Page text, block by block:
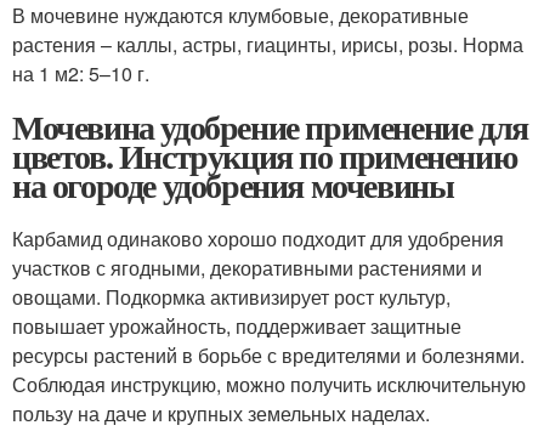
В мочевине нуждаются клумбовые, декоративные
растения – каллы, астры, гиацинты, ирисы, розы. Норма
на 1 м2: 5–10 г.
Мочевина удобрение применение для
цветов. Инструкция по применению
на огороде удобрения мочевины
Карбамид одинаково хорошо подходит для удобрения
участков с ягодными, декоративными растениями и
овощами. Подкормка активизирует рост культур,
повышает урожайность, поддерживает защитные
ресурсы растений в борьбе с вредителями и болезнями.
Соблюдая инструкцию, можно получить исключительную
пользу на даче и крупных земельных наделах.